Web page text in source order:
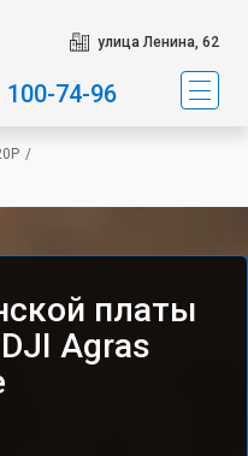
улица Ленина, 62
100-74-96
/
платы
Agras